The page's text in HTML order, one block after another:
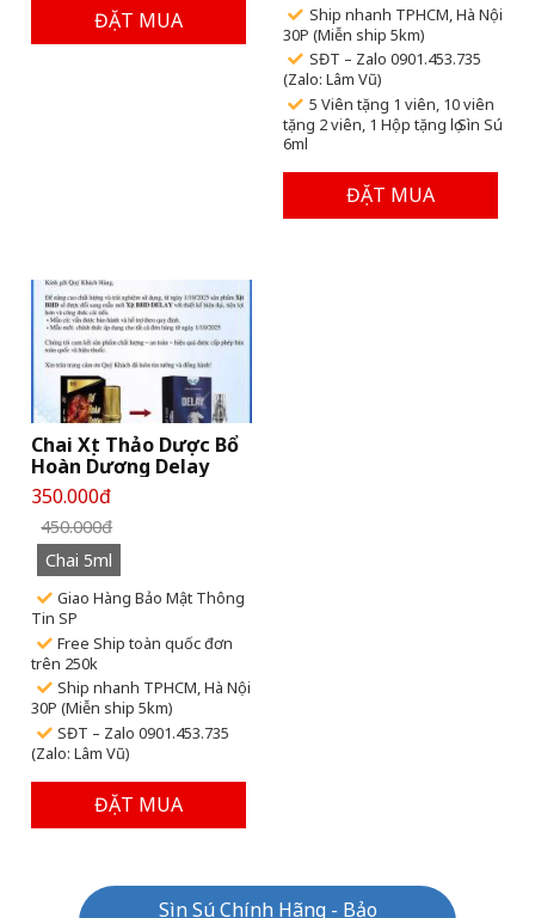
ĐẶT MUA
Ship nhanh TPHCM, Hà Nội
30P (Miễn ship 5km)
SĐT – Zalo 0901.453.735
(Zalo: Lâm Vũ)
5 Viên tặng 1 viên, 10 viên
tặng 2 viên, 1 Hộp tặng lọ Sìn Sú
6ml
ĐẶT MUA
Chai Xịt Thảo Dược Bổ
Hoàn Dương Delay
350.000đ
450.000đ
Chai 5ml
Giao Hàng Bảo Mật Thông
Tin SP
Free Ship toàn quốc đơn
trên 250k
Ship nhanh TPHCM, Hà Nội
30P (Miễn ship 5km)
SĐT – Zalo 0901.453.735
(Zalo: Lâm Vũ)
ĐẶT MUA
Sìn Sú Chính Hãng - Bảo